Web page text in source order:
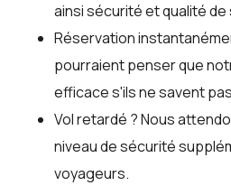
ainsi sécurité et qualité de
Réservation
pourraient penser que
efficace s'ils ne savent
Vol retardé ? Nous
niveau de sécurité
voyageurs.